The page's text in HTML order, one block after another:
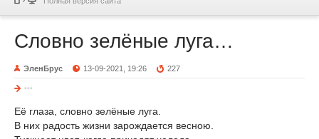
Словно зелёные луга…
ЭленБрус 13-09-2021, 19:26 227
---
Её глаза, словно зелёные луга.
В них радость жизни зарождается весною.